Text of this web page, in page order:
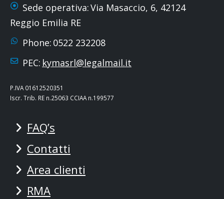
Sede operativa:Via Masaccio, 6, 42124
Reggio Emilia RE
Phone: 0522 232208
PEC: kymasrl@legalmail.it
P.IVA 01612520351
Iscr. Trib. RE n.25063 CCIAA n.199577
FAQ’s
Contatti
Area clienti
RMA